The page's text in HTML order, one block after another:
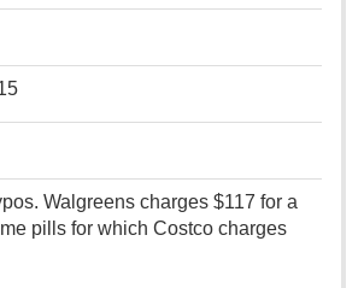
Walgreens charges $117 for a
pills for which Costco charges